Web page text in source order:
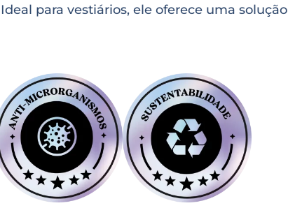
para vestiários, ele oferece uma solução